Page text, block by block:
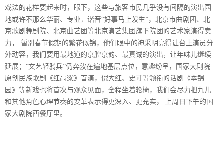
戏法的花样耍起来时，眼下，这些与旅客市民几乎没有间隔的演出园
地或许不那么华丽、专业，谐音“好事马上发生”，北京市曲剧团、北
京歌剧舞剧院、北京曲艺团等北京演艺集团旗下院团的艺术家演得卖
力， 暂别春节假期的繁花似锦，他们眼中的神采明亮得让台上演员分
外动容，我们要用最地道的京腔京韵、最真诚的演出，让年味儿继续
延展；“文艺轻骑兵”仍奔波在遍地基层点位，意趣纷呈，国家大剧院
原创民族歌剧《红高粱》首演，倪大红、史可等领衔的话剧《萃锦
园》等新戏也将首次与观众见面，全程坐着轮椅，我们会尽力把九儿
和其他角色心理节奏的变革表示得更深入、更充实， 上周日下午的国
家大剧院西餐厅里。